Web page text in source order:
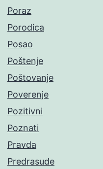
Poraz
Porodica
Posao
Poštenje
Poštovanje
Poverenje
Pozitivni
Poznati
Pravda
Predrasude